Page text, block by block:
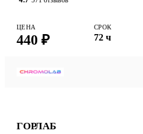
ЦЕНА
440 ₽
СРОК
72 ч
ГОРЛАБ